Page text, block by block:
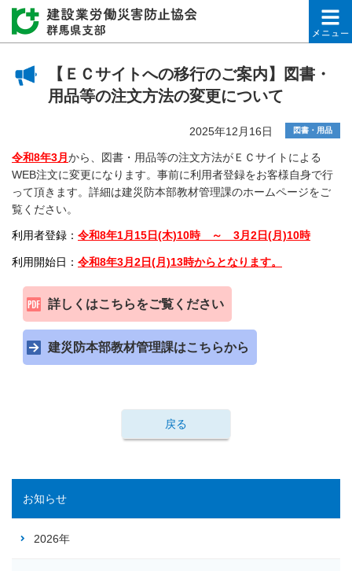
建設業労働災害防止協
【ＥＣサイトへの移行のご案内】図書・
用品等の注文方法の変更について
2025年12月16日 図書・用品
令和8年3月 から、図書・用品等の注文方法がＥＣサイトによる
WEB注文に変更になります。事前に利用者登録をお客様自身で行
って頂きます。詳細は建災防本部教材管理課のホームページをご
覧ください。
利用者登録： 令和8年1月15日(木)10時 ～ 3月2日(月)10時
利用開始日： 令和8年3月2日(月)13時からとなります。
詳しくはこちらをご覧ください
建災防本部教材管理課はこちらから
戻る
お知らせ
2026年